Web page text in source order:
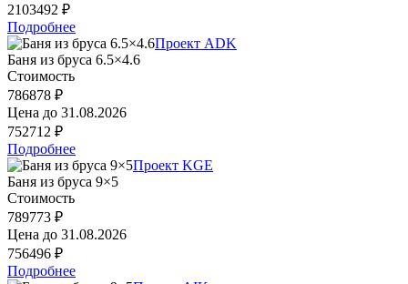
2103492 ₽
Подробнее
Проект ADK
Баня из бруса 6.5×4.6
Стоимость
786878 ₽
Цена до 31.08.2026
752712 ₽
Подробнее
Проект KGE
Баня из бруса 9×5
Стоимость
789773 ₽
Цена до 31.08.2026
756496 ₽
Подробнее